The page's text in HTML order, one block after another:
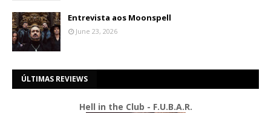
Entrevista aos Moonspell
June 23, 2026
ÚLTIMAS REVIEWS
Hell in the Club - F.U.B.A.R.